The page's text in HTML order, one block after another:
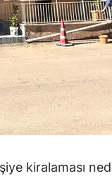
kiralaması